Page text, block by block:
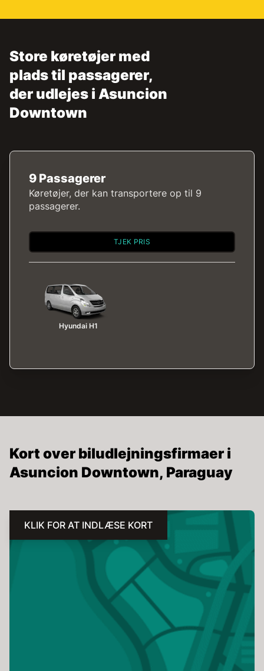
Store køretøjer med
plads til passagerer,
der udlejes i Asuncion
Downtown
9 Passagerer
Køretøjer, der kan transportere op til 9
passagerer.
TJEK PRIS
Hyundai H1
Kort over biludlejningsfirmaer i
Asuncion Downtown, Paraguay
KLIK FOR AT INDLÆSE KORT